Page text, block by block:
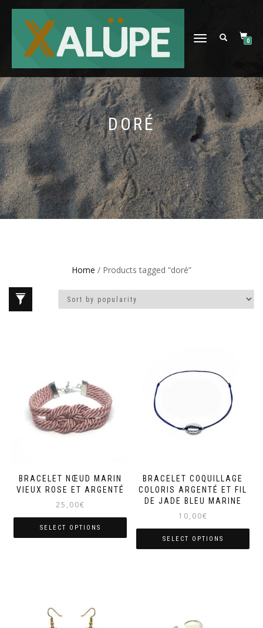
DÉPLIER
0
DORÉ
Home / Products tagged “doré”
BRACELET NŒUD MARIN
VIEUX ROSE ET ARGENTÉ
25,00€
SELECT OPTIONS
BRACELET COQUILLAGE
COLORIS ARGENTÉ ET FIL
DE JADE BLEU MARINE
10,00€
SELECT OPTIONS